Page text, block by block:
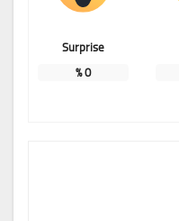
Surprise
0
%